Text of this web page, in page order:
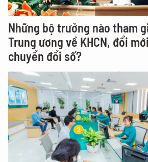
Những bộ trưởng nào tham
Trung ương về KHCN, đổi
chuyển đổi số?